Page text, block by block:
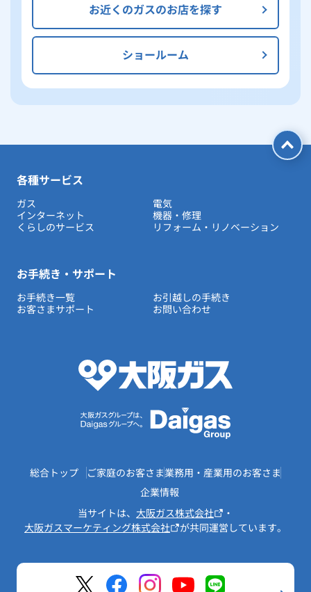
お近くのガスのお店を探す
ショールーム
各種サービス
ガス
電気
インターネット
機器・修理
くらしのサービス
リフォーム・リノベーション
お手続き・サポート
お手続き一覧
お引越しの手続き
お客さまサポート
お問い合わせ
総合トップ ご家庭のお客さま業務用・産業用のお客さま
企業情報
当サイトは、 大阪ガス株式会社
・
大阪ガスマーケティング株式会社
が共同運営しています。